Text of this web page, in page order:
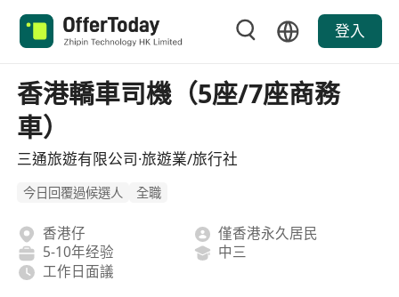
登入
香港轎車司機（5座/7座商務
車）
三通旅遊有限公司·旅遊業/旅行社
今日回覆過候選人 全職
香港仔
僅香港永久居民
5-10年经验
中三
工作日面議